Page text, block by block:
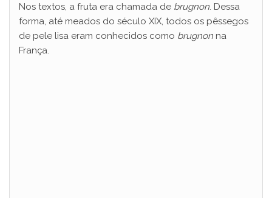
Nos textos, a fruta era chamada de brugnon. Dessa
forma, até meados do século XIX, todos os pêssegos
de pele lisa eram conhecidos como brugnon na
França.